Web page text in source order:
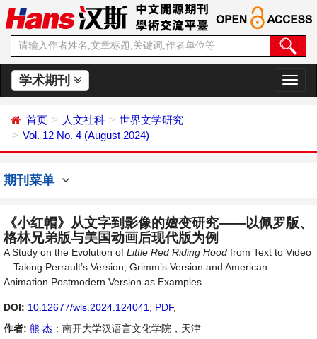
学术期刊
切
换
首页 人文社科
世界文学研究
Vol. 12 No. 4 (August 2024)
期刊菜单
《小红帽》从文字到影像的嬗变研究——以佩罗版、
格林兄弟版与美国动画后现代版为例
A Study on the Evolution of Little Red Riding Hood from Text to Video
—Taking Perrault’s Version, Grimm’s Version and American
Animation Postmodern Version as Examples
DOI: 10.12677/wls.2024.124041 PDF,
作者: 熊 杰 ：南开大学汉语言文化学院，天津